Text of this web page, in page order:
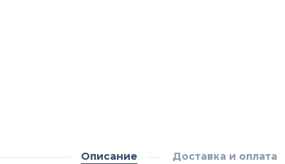
Описание Доставка и оплата